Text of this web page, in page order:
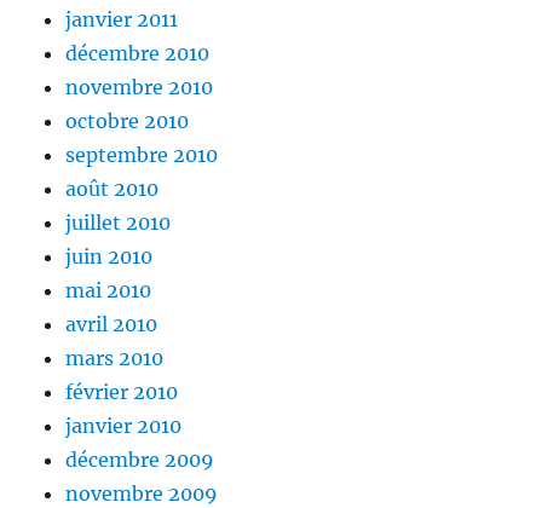
janvier 2011
décembre 2010
novembre 2010
octobre 2010
septembre 2010
août 2010
juillet 2010
juin 2010
mai 2010
avril 2010
mars 2010
février 2010
janvier 2010
décembre 2009
novembre 2009